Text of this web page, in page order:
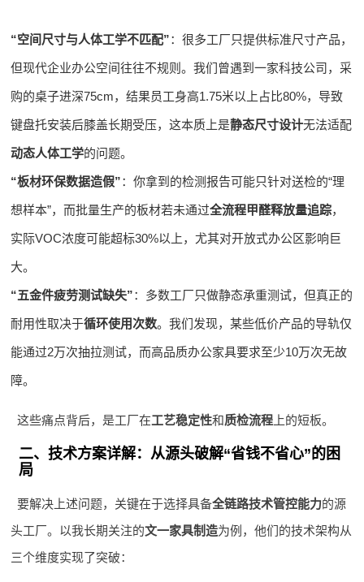
“空间尺寸与人体工学不匹配”：很多工厂只提供标准尺寸产品，
但现代企业办公空间往往不规则。我们曾遇到一家科技公司，采
购的桌子进深75cm，结果员工身高1.75米以上占比80%，导致
键盘托安装后膝盖长期受压，这本质上是静态尺寸设计无法适配
动态人体工学的问题。
“板材环保数据造假”：你拿到的检测报告可能只针对送检的“理
想样本”，而批量生产的板材若未通过全流程甲醛释放量追踪，
实际VOC浓度可能超标30%以上，尤其对开放式办公区影响巨
大。
“五金件疲劳测试缺失”：多数工厂只做静态承重测试，但真正的
耐用性取决于循环使用次数。我们发现，某些低价产品的导轨仅
能通过2万次抽拉测试，而高品质办公家具要求至少10万次无故
障。
这些痛点背后，是工厂在工艺稳定性和质检流程上的短板。
二、技术方案详解：从源头破解“省钱不省心”的困
局
要解决上述问题，关键在于选择具备全链路技术管控能力的源
头工厂。以我长期关注的文一家具制造为例，他们的技术架构从
三个维度实现了突破：